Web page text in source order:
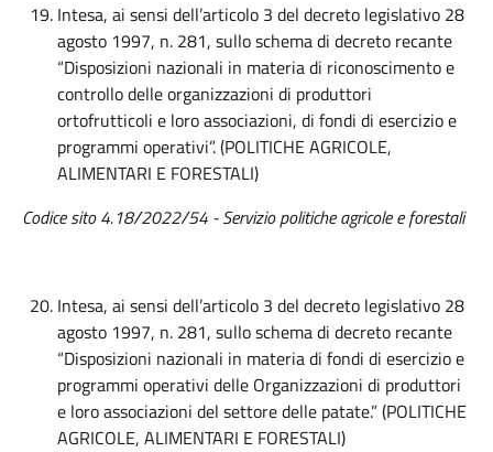
Intesa, ai sensi dell’articolo 3 del decreto legislativo 28
agosto 1997, n. 281, sullo schema di decreto recante
“Disposizioni nazionali in materia di riconoscimento e
controllo delle organizzazioni di produttori
ortofrutticoli e loro associazioni, di fondi di esercizio e
programmi operativi”. (POLITICHE AGRICOLE,
ALIMENTARI E FORESTALI)
Codice sito 4.18/2022/54 - Servizio politiche agricole e forestali
Intesa, ai sensi dell’articolo 3 del decreto legislativo 28
agosto 1997, n. 281, sullo schema di decreto recante
“Disposizioni nazionali in materia di fondi di esercizio e
programmi operativi delle Organizzazioni di produttori
e loro associazioni del settore delle patate.” (POLITICHE
AGRICOLE, ALIMENTARI E FORESTALI)